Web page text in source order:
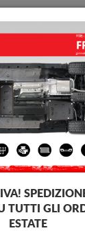
Dacia
Dacia Duster
TUTTI GLI
ESTATE